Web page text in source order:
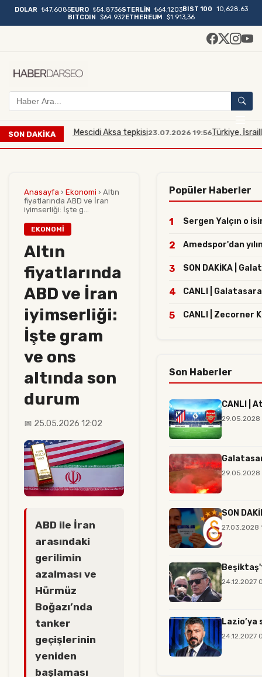
DOLAR ₺47,6085EURO ₺54,8736STERLİN ₺64,1203BIST 100
10,628.63
BITCOIN
$64.932ETHEREUM $1.913,36
SON DAKİKA
bakana Mescidi Aksa tepkisi23.07.2026 19:56Türkiye, İsrailli
Anasayfa › Ekonomi › Altın
fiyatlarında ABD ve İran
iyimserliği: İşte g...
EKONOMI
Altın
fiyatlarında
ABD ve İran
iyimserliği:
İşte gram
ve ons
altında son
durum
📅 25.05.2026 12:02
ABD ile İran
arasındaki
gerilimin
azalması ve
Hürmüz
Boğazı’nda
tanker
geçişlerinin
yeniden
başlaması
Popüler Haberler
1 Sergen Yalçın o
2 Amedspor'dan
3 SON DAKİKA |
4 CANLI |
5 CANLI | Zecorner
Son Haberler
CANLI |
29.05.2028
29.05.2028
SON
27.03.2028
24.12.2027
24.12.2027